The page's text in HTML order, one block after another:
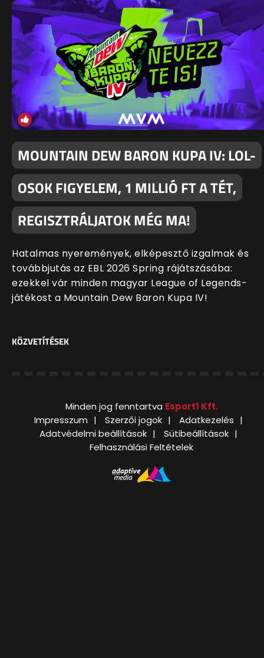
MOUNTAIN DEW BARON KUPA IV: LOL-
OSOK FIGYELEM, 1 MILLIÓ FT A TÉT,
REGISZTRÁLJATOK MÉG MA!
Hatalmas nyeremények, elképesztő izgalmak és
továbbjutás az EBL 2026 Spring rájátszásába:
ezekkel vár minden magyar League of Legends-
játékost a Mountain Dew Baron Kupa IV!
KÖZVETÍTÉSEK
Minden jog fenntartva Esport1 Kft.
Impresszum
Szerzői jogok
Adatkezelés
Adatvédelmi beállítások
Sütibeállítások
Felhasználási Feltételek